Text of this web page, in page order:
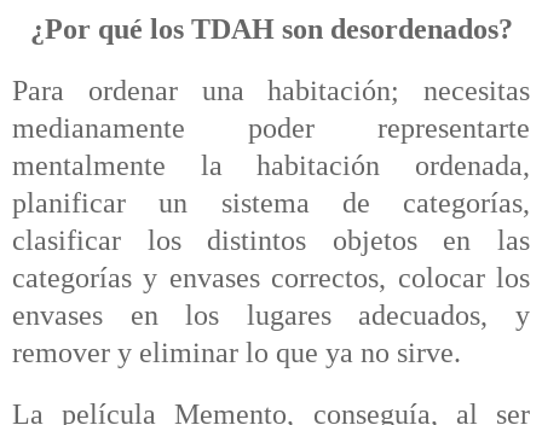
¿Por qué los TDAH son desordenados?
Para ordenar una habitación; necesitas
medianamente poder representarte
mentalmente la habitación ordenada,
planificar un sistema de categorías,
clasificar los distintos objetos en las
categorías y envases correctos, colocar los
envases en los lugares adecuados, y
remover y eliminar lo que ya no sirve.
La película Memento, conseguía, al ser